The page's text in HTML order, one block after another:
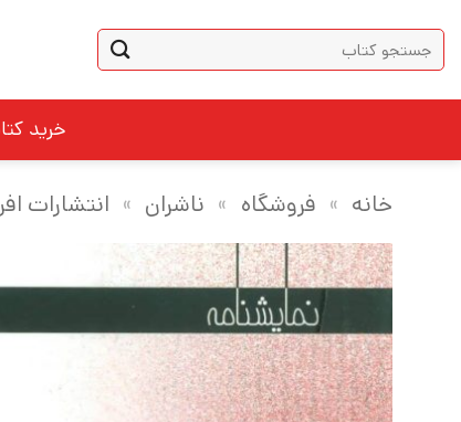
content
جستجو
برای:
خرید
خانه » فروشگاه » ناشران » انتشارات